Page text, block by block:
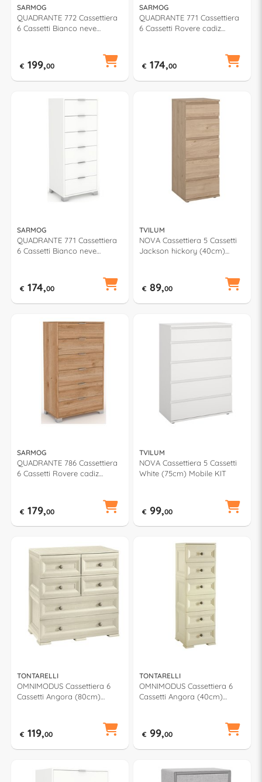
SARMOG
QUADRANTE 772 Cassettiera
6 Cassetti Bianco neve
€ 199,00
SARMOG
QUADRANTE 771 Cassettiera
6 Cassetti Rovere cadiz
€ 174,00
SARMOG
QUADRANTE 771 Cassettiera
6 Cassetti Bianco neve
€ 174,00
TVILUM
NOVA Cassettiera 5 Cassetti
Jackson hickory (40cm)
€ 89,00
SARMOG
QUADRANTE 786 Cassettiera
6 Cassetti Rovere cadiz
€ 179,00
TVILUM
NOVA Cassettiera 5 Cassetti
White (75cm) Mobile KIT
€ 99,00
TONTARELLI
OMNIMODUS Cassettiera 6
Cassetti Angora (80cm)
€ 119,00
TONTARELLI
OMNIMODUS Cassettiera 6
Cassetti Angora (40cm)
€ 99,00